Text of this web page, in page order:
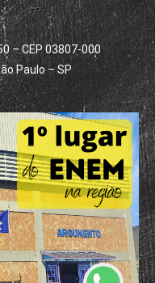
– CEP 03807-000
Paulo – SP